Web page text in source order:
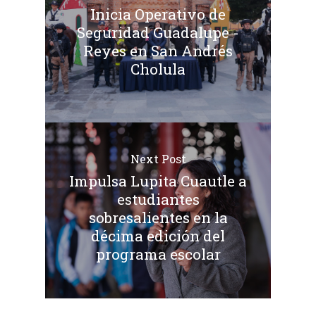
Inicia Operativo de
Seguridad Guadalupe -
Reyes en San Andrés
Cholula
Next Post
Impulsa Lupita Cuautle a
estudiantes
sobresalientes en la
décima edición del
programa escolar